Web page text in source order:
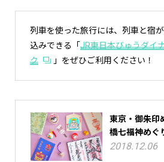
列車を使った旅行には、列車と宿
込みできる「 JR東日本びゅうダイ
ク
」をぜひご利用ください！
東京・御朱印
橋七福神めぐ
2018.12.06